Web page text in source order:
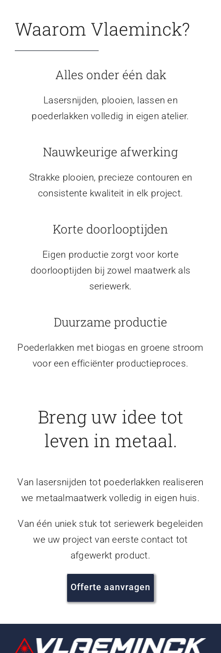
Waarom Vlaeminck?
Alles onder één dak
Lasersnijden, plooien, lassen en
poederlakken volledig in eigen atelier.
Nauwkeurige afwerking
Strakke plooien, precieze contouren en
consistente kwaliteit in elk project.
Korte doorlooptijden
Eigen productie zorgt voor korte
doorlooptijden bij zowel maatwerk als
seriewerk.
Duurzame productie
Poederlakken met biogas en groene stroom
voor een efficiënter productieproces.
Breng uw idee tot
leven in metaal.
Van lasersnijden tot poederlakken realiseren
we metaalmaatwerk volledig in eigen huis.
Van één uniek stuk tot seriewerk begeleiden
we uw project van eerste contact tot
afgewerkt product.
Offerte aanvragen